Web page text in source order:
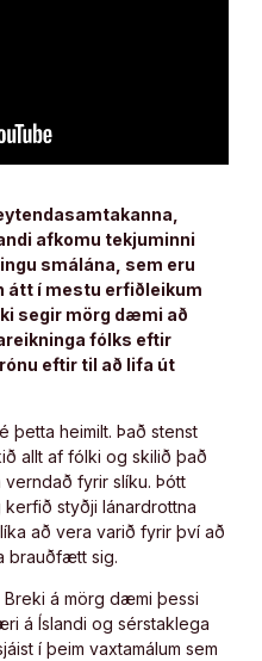
afkomu tekjuminni
smálána, sem eru
átt í mestu erfiðleikum
segir mörg dæmi að
fólks eftir
eftir til að lifa út
þetta heimilt. Það stenst
allt af fólki og skilið það
fyrir slíku. Þótt
styðji lánardrottna
að vera varið fyrir því að
brauðfætt sig.
á mörg dæmi þessi
á Íslandi og sérstaklega
í þeim vaxtamálum sem